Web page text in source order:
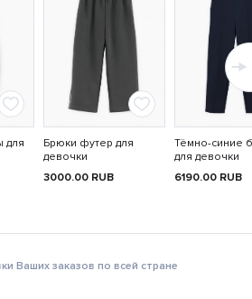
для
Брюки футер для
девочки
3000.00 RUB
Тёмно-синие
для девочки
6190.00 RUB
Ваших заказов по всей стране